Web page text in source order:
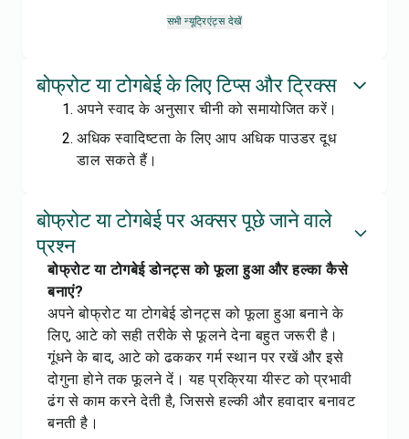
सभी न्यूट्रिएंट्स देखें
बोफ्रोट या टोगबेई के लिए टिप्स और ट्रिक्स
अपने स्वाद के अनुसार चीनी को समायोजित करें।
अधिक स्वादिष्टता के लिए आप अधिक पाउडर दूध
डाल सकते हैं।
बोफ्रोट या टोगबेई पर अक्सर पूछे जाने वाले
प्रश्न
बोफ्रोट या टोगबेई डोनट्स को फूला हुआ और हल्का कैसे
बनाएं?
अपने बोफ्रोट या टोगबेई डोनट्स को फूला हुआ बनाने के
लिए, आटे को सही तरीके से फूलने देना बहुत जरूरी है।
गूंधने के बाद, आटे को ढककर गर्म स्थान पर रखें और इसे
दोगुना होने तक फूलने दें। यह प्रक्रिया यीस्ट को प्रभावी
ढंग से काम करने देती है, जिससे हल्की और हवादार बनावट
बनती है।